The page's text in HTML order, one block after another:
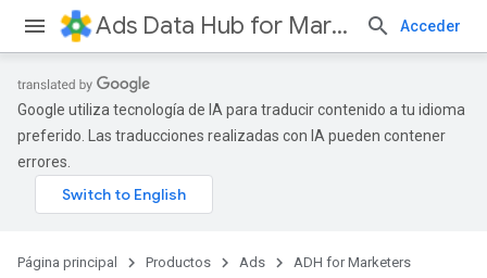
Ads Data Hub for Marketers Acceder
Google utiliza tecnología de IA para traducir contenido a tu idioma
preferido. Las traducciones realizadas con IA pueden contener
errores.
Página principal Productos Ads
ADH for Marketers